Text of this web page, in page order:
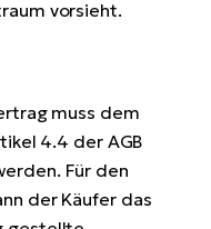
vorsieht.
muss dem
4.4 der AGB
Für den
der Käufer das